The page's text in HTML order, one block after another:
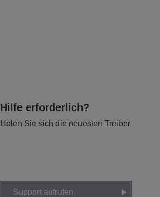
Hilfe erforderlich?
Holen Sie sich die neuesten Treiber
Support aufrufen